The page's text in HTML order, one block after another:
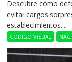
Descubre cómo
evitar cargos
establecimientos....
CÓDIGO VISUAL